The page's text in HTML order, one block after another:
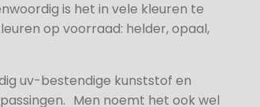
is het in vele kleuren te
op voorraad: helder, opaal,
uv-bestendige kunststof en
Men noemt het ook wel